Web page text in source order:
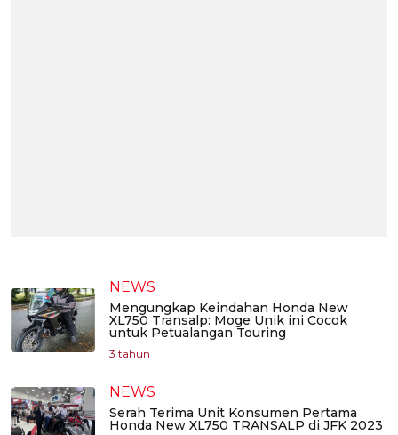
NEWS
Mengungkap Keindahan Honda New
XL750 Transalp: Moge Unik ini Cocok
untuk Petualangan Touring
3 tahun
NEWS
Serah Terima Unit Konsumen Pertama
Honda New XL750 TRANSALP di JFK 2023